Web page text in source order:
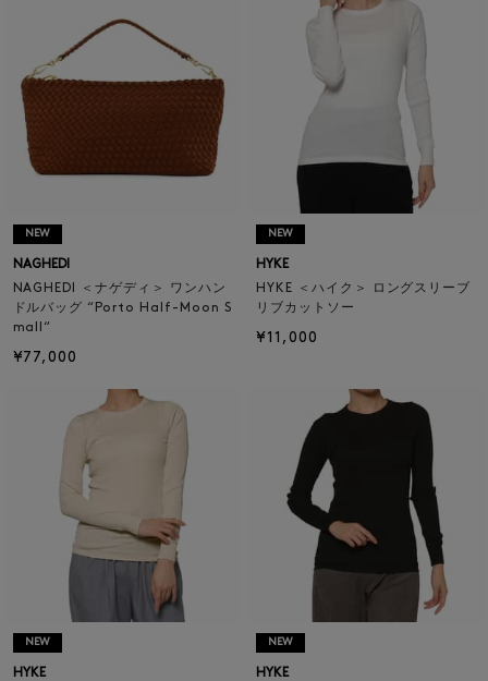
NEW
NAGHEDI
NAGHEDI ＜ナゲディ＞ ワンハン
ドルバッグ “Porto Half-Moon S
mall“
¥77,000
NEW
HYKE
HYKE ＜ハイク＞ ロングスリーブ
リブカットソー
¥11,000
NEW
HYKE
NEW
HYKE